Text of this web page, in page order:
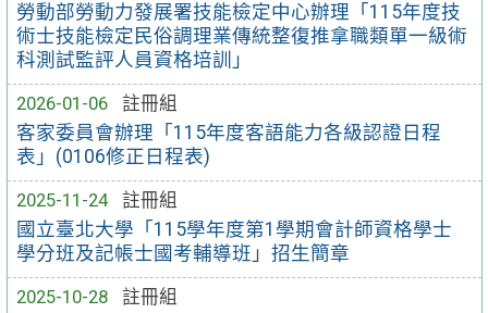
勞動部勞動力發展署技能檢定中心辦理「115年度技
術士技能檢定民俗調理業傳統整復推拿職類單一級術
科測試監評人員資格培訓」
2026-01-06
註冊組
客家委員會辦理「115年度客語能力各級認證日程
表」(0106修正日程表)
2025-11-24
註冊組
國立臺北大學「115學年度第1學期會計師資格學士
學分班及記帳士國考輔導班」招生簡章
2025-10-28
註冊組